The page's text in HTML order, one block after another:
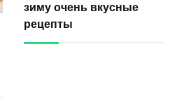
зиму очень вкусные
рецепты